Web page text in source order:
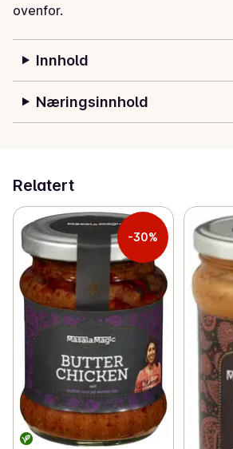
ovenfor.
Innhold
Næringsinnhold
Relatert
-30%